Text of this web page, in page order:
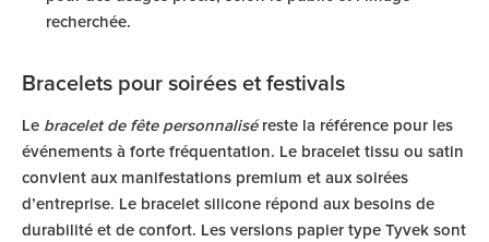
recherchée.
Bracelets pour soirées et festivals
Le bracelet de fête personnaliséreste la référence pour les
événements à forte fréquentation. Le bracelet tissu ou satin
convient aux manifestations premium et aux soirées
d’entreprise. Le bracelet silicone répond aux besoins de
durabilité et de confort. Les versions papier type Tyvek sont